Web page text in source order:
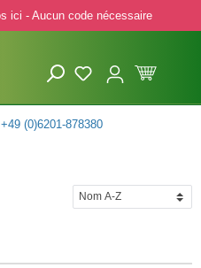
ici - Aucun code nécessaire
+49 (0)6201-878380